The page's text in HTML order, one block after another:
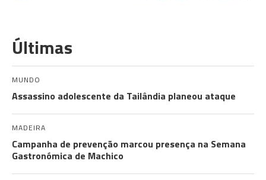
Últimas
MUNDO
Assassino adolescente da Tailândia planeou ataque
MADEIRA
Campanha de prevenção marcou presença na Semana
Gastronómica de Machico